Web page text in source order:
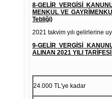
8-GELİR VERGİSİ
MENKUL VE
Tebliği)
2021 takvim yılı gelirlerine
9-GELİR VERGİSİ
ALINAN 2021 YILI
24.000 TL'ye kadar